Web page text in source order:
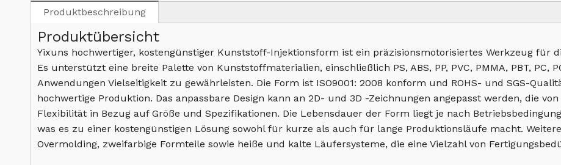
Produktbeschreibung
Produktübersicht
Yixuns hochwertiger, kostengünstiger Kunststoff-Injektionsform ist ein präzisionsmotorisiertes Werkzeug für
Es unterstützt eine breite Palette von Kunststoffmaterialien, einschließlich PS, ABS, PP, PVC, PMMA, PBT, PC,
Anwendungen Vielseitigkeit zu gewährleisten. Die Form ist ISO9001: 2008 konform und ROHS- und SGS-
hochwertige Produktion. Das anpassbare Design kann an 2D- und 3D -Zeichnungen angepasst werden, die
Flexibilität in Bezug auf Größe und Spezifikationen. Die Lebensdauer der Form liegt je nach
was es zu einer kostengünstigen Lösung sowohl für kurze als auch für lange Produktionsläufe macht.
Overmolding, zweifarbige Formteile sowie heiße und kalte Läufersysteme, die eine Vielzahl von